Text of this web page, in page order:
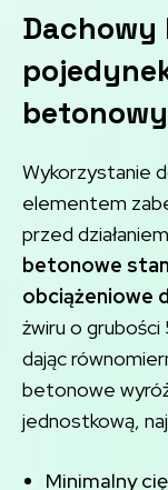
Dachowy
Wykorzystanie
elementem
przed
betonowe
obciążeniowe
żwiru o grubości
dając
betonowe
jednostkową,
Minimalny